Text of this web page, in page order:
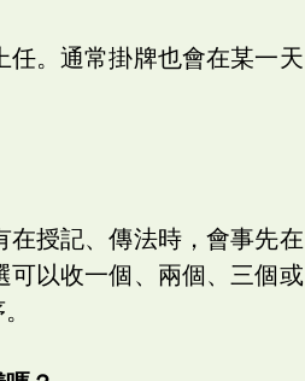
任。通常掛牌也會在某一天
授記、傳法時，會事先在
以收一個、兩個、三個或